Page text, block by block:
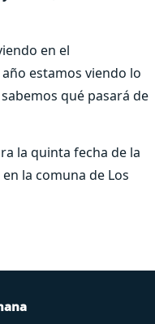
en el
estamos viendo lo
qué pasará de
la quinta fecha de la
la comuna de Los